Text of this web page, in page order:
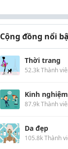
Cộng đồng nổi
Thời trang
52.3k Thành
Kinh
87.9k Thành
Da đẹp
105.8k Thành